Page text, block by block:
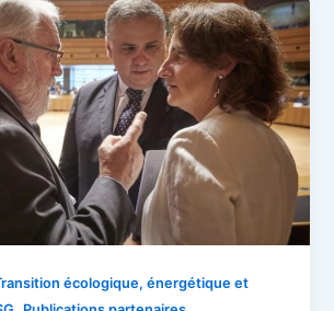
écologique, énergétique et